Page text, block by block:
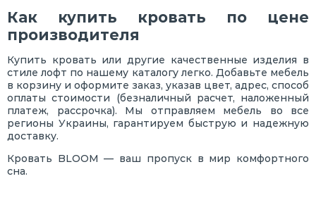
Как купить кровать по цене
производителя
Купить кровать или другие качественные изделия в
стиле лофт по нашему каталогу легко. Добавьте мебель
в корзину и оформите заказ, указав цвет, адрес, способ
оплаты стоимости (безналичный расчет, наложенный
платеж, рассрочка). Мы отправляем мебель во все
регионы Украины, гарантируем быструю и надежную
доставку.
Кровать BLOOM — ваш пропуск в мир комфортного
сна.